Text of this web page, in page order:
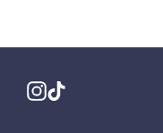
Instagram